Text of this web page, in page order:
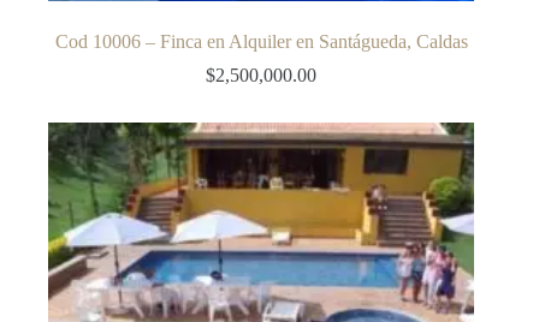
Cod 10006 – Finca en Alquiler en Santágueda, Caldas
$2,500,000.00